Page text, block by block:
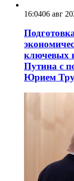
16:0406 авг
ключевых
Путина с
Юрием